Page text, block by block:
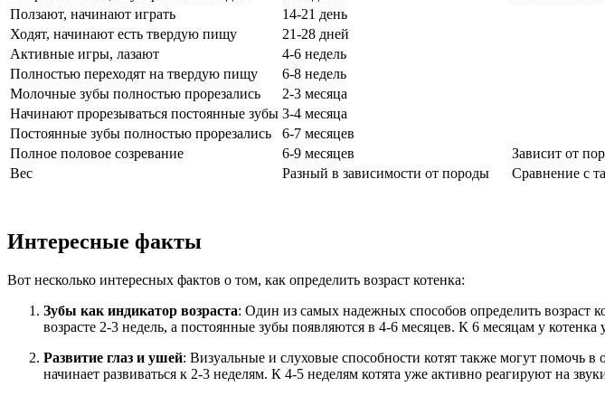
Ползают, начинают играть
14-21 день
Ходят, начинают есть твердую пищу
21-28 дней
Активные игры, лазают
4-6 недель
Полностью переходят на твердую пищу
6-8 недель
Молочные зубы полностью прорезались
2-3 месяца
Начинают прорезываться постоянные зубы 3-4 месяца
Постоянные зубы полностью прорезались
6-7 месяцев
Полное половое созревание
6-9 месяцев
Зависит от
Вес
Разный в зависимости от породы Сравнение с
Интересные факты
Вот несколько интересных фактов о том, как определить возраст котенка:
Зубы как индикатор возраста: Один из самых надежных способов определить возраст
возрасте 2-3 недель, а постоянные зубы появляются в 4-6 месяцев. К 6 месяцам у
Развитие глаз и ушей: Визуальные и слуховые способности котят также могут помочь
начинает развиваться к 2-3 неделям. К 4-5 неделям котята уже активно реагируют на